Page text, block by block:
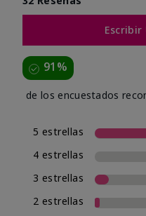
Escribir
91%
de los encuestados
5 estrellas
4 estrellas
3 estrellas
2 estrellas